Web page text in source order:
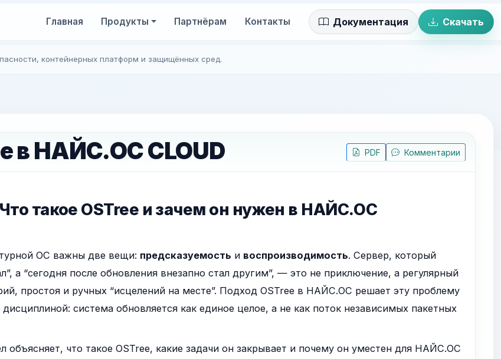
Главная Продукты Партнёрам Контакты Документация Скачать
контейнерных платформ и защищённых сред.
в НАЙС.ОС CLOUD PDF Комментарии
Что такое OSTree и зачем он нужен в НАЙС.ОС
ОС важны две вещи: предсказуемость и воспроизводимость. Сервер, который
а “сегодня после обновления внезапно стал другим”, — это не приключение, а регулярный
простоя и ручных “исцелений на месте”. Подход OSTree в НАЙС.ОС решает эту проблему
дисциплиной: система обновляется как единое целое, а не как поток независимых пакетных
объясняет, что такое OSTree, какие задачи он закрывает и почему он уместен для НАЙС.ОС